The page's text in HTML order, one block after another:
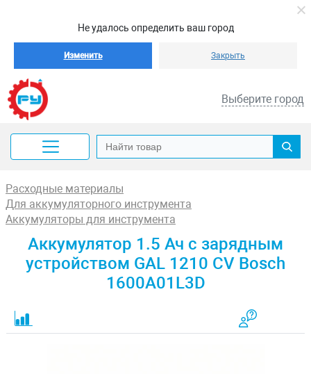
Не удалось определить ваш город
Изменить Закрыть
Выберите город
Расходные материалы
Для аккумуляторного инструмента
Аккумуляторы для инструмента
Аккумулятор 1.5 Ач с зарядным
устройством GAL 1210 CV Bosch
1600A01L3D